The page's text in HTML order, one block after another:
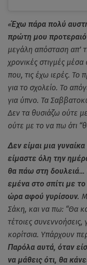
«Έχω πάρα πολύ
πρώτη μου
μεγάλη απόσταση απ’
χρονικές στιγμές
που, τις έχω ιερές. Το
για το σχολείο. Το
για ύπνο. Τα
Δεν τα θυσιάζω ούτε
ούτε με το να πω ότι
Δεν είμαι μια
είμαστε όλη την
θα πάω στη δουλειά…
εμένα στο σπίτι με
ώρα αφού γυρίσουν.
Σάκη, και να πω: “Θα
τέτοιες
κορίτσια. Υπάρχουν
Παρόλα αυτά, όταν
να μάθεις ότι, θα